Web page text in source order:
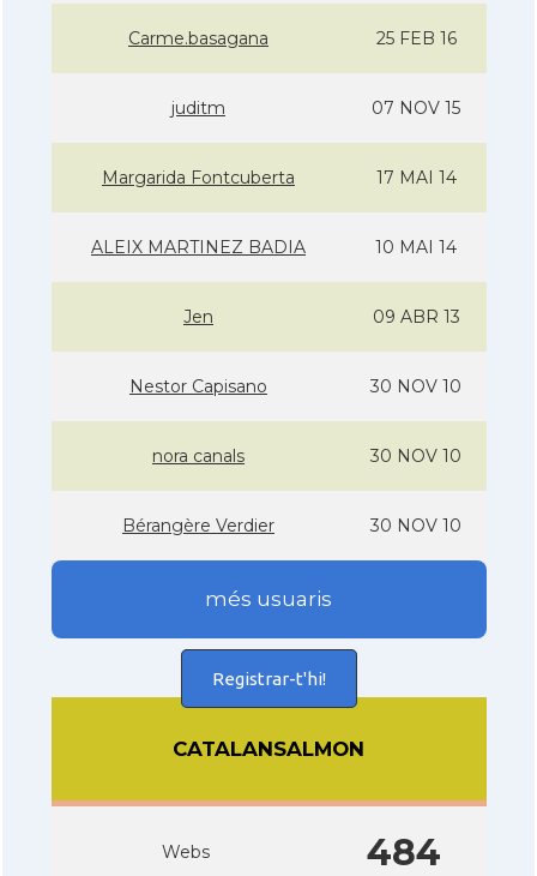
Carme.basagana 25 FEB 16
juditm 07 NOV 15
Margarida Fontcuberta 17 MAI 14
ALEIX MARTINEZ BADIA 10 MAI 14
Jen 09 ABR 13
Nestor Capisano 30 NOV 10
nora canals 30 NOV 10
Bérangère Verdier 30 NOV 10
més usuaris
Registrar-t'hi!
CATALANSALMON
Webs 484